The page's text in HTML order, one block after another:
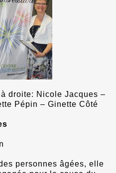
droite: Nicole Jacques –
Pépin – Ginette Côté
personnes âgées, elle